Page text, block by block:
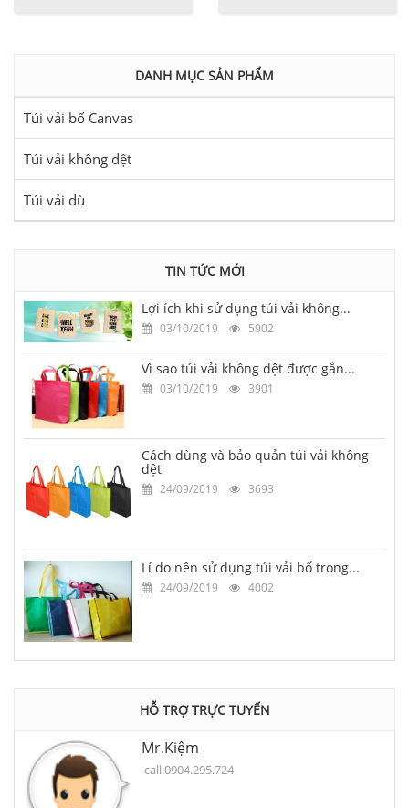
DANH MỤC SẢN PHẨM
Túi vải bố Canvas
Túi vải không dệt
Túi vải dù
TIN TỨC MỚI
Lợi ích khi sử dụng túi vải không...
03/10/2019 5902
Vì sao túi vải không dệt được gắn...
03/10/2019 3901
Cách dùng và bảo quản túi vải không
dệt
24/09/2019 3693
Lí do nên sử dụng túi vải bố trong...
24/09/2019 4002
HỖ TRỢ TRỰC TUYẾN
Mr.Kiệm
call:0904.295.724